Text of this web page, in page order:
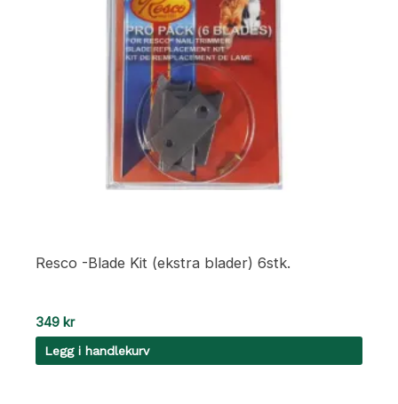
Resco -Blade Kit (ekstra blader) 6stk.
349 kr
Legg i handlekurv